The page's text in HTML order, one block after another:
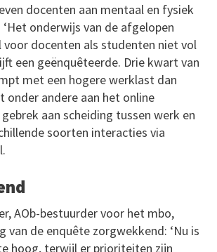
docenten aan mentaal en fysiek
onderwijs van de afgelopen
voor docenten als studenten niet vol
een geënquêteerde. Drie kwart van
met een hogere werklast dan
onder andere aan het online
aan scheiding tussen werk en
soorten interacties via
AOb-bestuurder voor het mbo,
van de enquête zorgwekkend: ‘Nu is
hoog, terwijl er prioriteiten zijn